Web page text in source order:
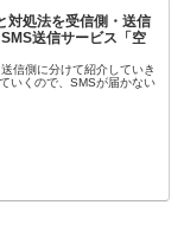
対処法を受信側・送信
送信サービス「空
信側に分けて紹介していき
いくので、SMSが届かない